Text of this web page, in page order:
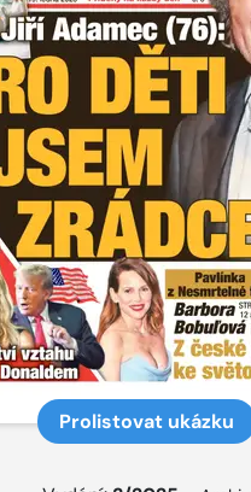
Prolistovat ukázku